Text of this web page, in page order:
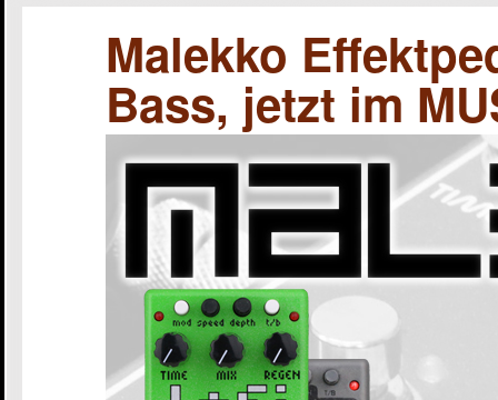
Malekko
Bass, jetzt im